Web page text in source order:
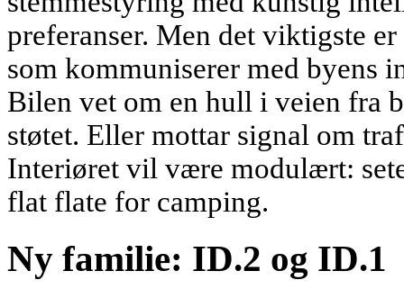
preferanser. Men det viktigste
som kommuniserer med byens
Bilen vet om en hull i veien fra
støtet. Eller mottar signal om
Interiøret vil være modulært:
flat flate for camping.
Ny familie: ID.2 og ID.1